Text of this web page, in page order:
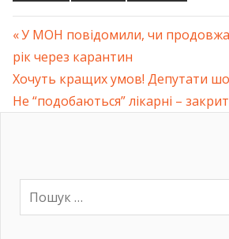
Навігація
записів
Previous
Post:
У МОН повідомили, чи
рік через карантин
Next
Post:
Хочуть кращих умов! Депутати
Не “подобаються” лікарні –